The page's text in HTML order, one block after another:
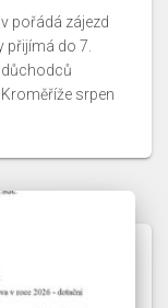
pořádá zájezd
přijímá do 7.
srpen